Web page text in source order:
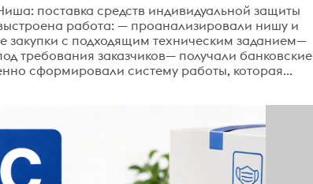
поставка средств индивидуальной защиты
работа: — проанализировали нишу и
с подходящим техническим заданием—
требования заказчиков— получали банковские
сформировали систему работы, которая...